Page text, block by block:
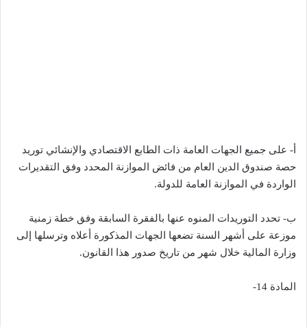
أ- على جميع الجهات العامة ذات الطابع الاقتصادي والإنشائي توريد
حصة صندوق الدين العام من فائض الموازنة المحدد وفق التقديرات
الواردة في الموازنة العامة للدولة.
ب- تحدد التوريدات المنوه عنها بالفقرة السابقة وفق خطة زمنية
موزعة على أشهر السنة تضعها الجهات المذكورة أعلاه وترسلها إلى
وزارة المالية خلال شهر من تاريخ صدور هذا القانون.
المادة 14-